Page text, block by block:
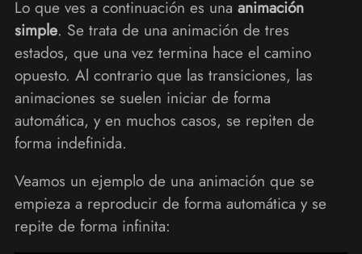
Lo que ves a continuación es una animación
simple. Se trata de una animación de tres
estados, que una vez termina hace el camino
opuesto. Al contrario que las transiciones, las
animaciones se suelen iniciar de forma
automática, y en muchos casos, se repiten de
forma indefinida.
Veamos un ejemplo de una animación que se
empieza a reproducir de forma automática y se
repite de forma infinita: